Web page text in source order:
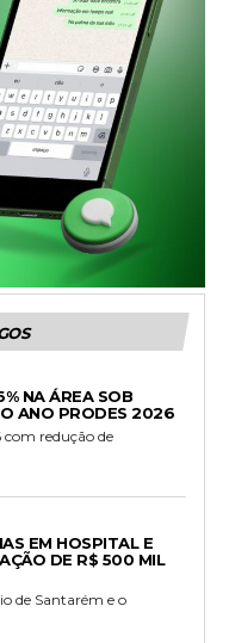
NA ÁREA SOB
ANO PRODES 2026
redução de
EM HOSPITAL E
DE R$ 500 MIL
de Santarém e o